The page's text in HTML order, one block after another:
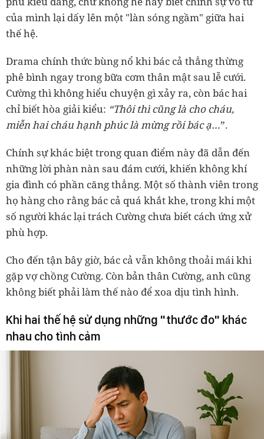
của mình lại dấy lên một "làn sóng ngầm" giữa hai
thế hệ.
Drama chính thức bùng nổ khi bác cả thẳng thừng
phê bình ngay trong bữa cơm thân mật sau lễ cưới.
Cường thì không hiểu chuyện gì xảy ra, còn bác hai
chỉ biết hòa giải kiểu: “Thôi thì cũng là cho cháu,
miễn hai cháu hạnh phúc là mừng rồi bác ạ…”.
Chính sự khác biệt trong quan điểm này đã dẫn đến
những lời phàn nàn sau đám cưới, khiến không khí
gia đình có phần căng thẳng. Một số thành viên trong
họ hàng cho rằng bác cả quá khắt khe, trong khi một
số người khác lại trách Cường chưa biết cách ứng xử
phù hợp.
Cho đến tận bây giờ, bác cả vẫn không thoải mái khi
gặp vợ chồng Cường. Còn bản thân Cường, anh cũng
không biết phải làm thế nào để xoa dịu tình hình.
Khi hai thế hệ sử dụng những "thước đo" khác
nhau cho tình cảm